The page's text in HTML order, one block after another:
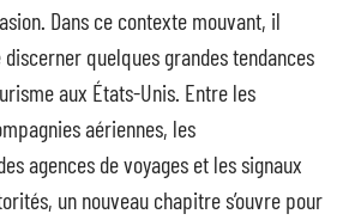
Dans ce contexte mouvant, il
quelques grandes tendances
aux États-Unis. Entre les
aériennes, les
agences de voyages et les signaux
un nouveau chapitre s’ouvre pour